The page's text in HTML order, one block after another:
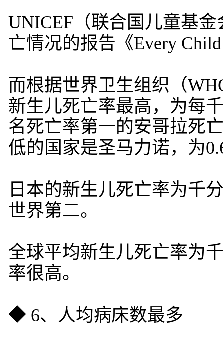
UNICEF（联合国儿童基
亡情况的报告《Every
而根据世界卫生组织（
新生儿死亡率最高，为每
名死亡率第一的安哥拉死
低的国家是圣马力诺，为
日本的新生儿死亡率为千
世界第二。
全球平均新生儿死亡率为
率很高。
◆ 6、人均病床数最多